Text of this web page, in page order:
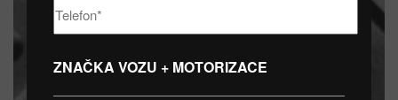
ZNAČKA VOZU + MOTORIZACE